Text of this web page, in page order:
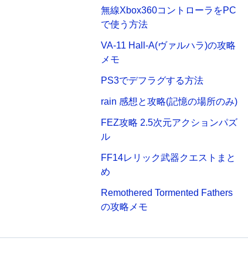
無線Xbox360コントローラをPC
で使う方法
VA-11 Hall-A(ヴァルハラ)の攻略
メモ
PS3でデフラグする方法
rain 感想と攻略(記憶の場所のみ)
FEZ攻略 2.5次元アクションパズ
ル
FF14レリック武器クエストまと
め
Remothered Tormented Fathers
の攻略メモ